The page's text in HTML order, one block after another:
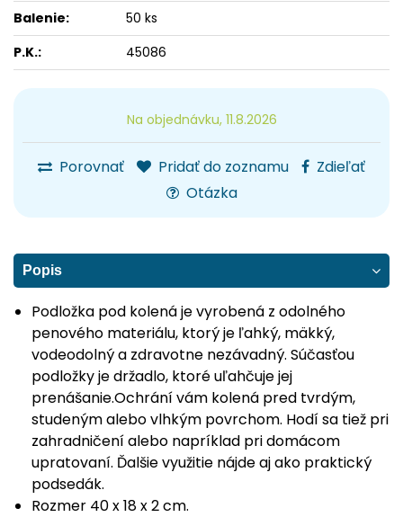
Na objednávku, 11.8.2026
Porovnať Pridať do zoznamu
Zdieľať
Otázka
Balenie:
50 ks
P.K.:
45086
Popis
Podložka pod kolená je vyrobená z odolného
penového materiálu, ktorý je ľahký, mäkký,
vodeodolný a zdravotne nezávadný. Súčasťou
podložky je držadlo, ktoré uľahčuje jej
prenášanie.Ochrání vám kolená pred tvrdým,
studeným alebo vlhkým povrchom. Hodí sa tiež pri
zahradničení alebo napríklad pri domácom
upratovaní. Ďalšie využitie nájde aj ako praktický
podsedák.
Rozmer 40 x 18 x 2 cm.